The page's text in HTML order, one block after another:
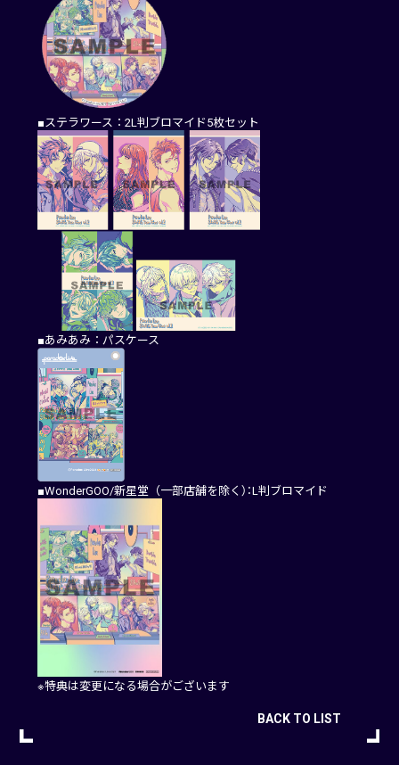
■ステラワース：2L判ブロマイド5枚セット
■あみあみ：パスケース
■WonderGOO/新星堂（一部店舗を除く）：L判ブロマイド
※特典は変更になる場合がございます
BACK TO LIST